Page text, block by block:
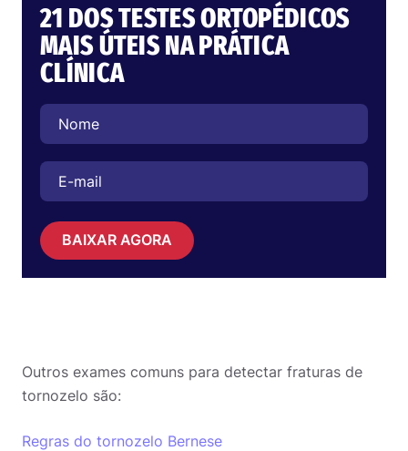
21 DOS TESTES ORTOPÉDICOS
MAIS ÚTEIS NA PRÁTICA
CLÍNICA
BAIXAR AGORA
Outros exames comuns para detectar fraturas de
tornozelo são:
Regras do tornozelo Bernese